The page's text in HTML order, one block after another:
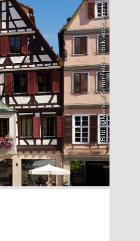
Bild: @Manuel Schönfeld – stock.adobe.com